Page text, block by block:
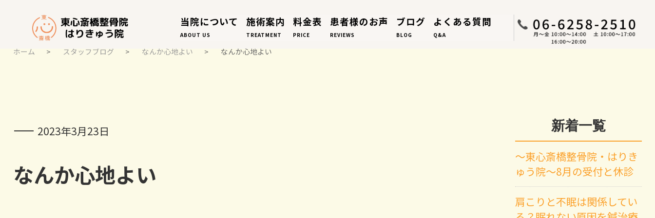
当院について
ABOUT US
施術案内
TREATMENT
料金表
PRICE
患者様のお声
REVIEWS
ブログ
BLOG
よくある質問
Q&A
ホーム > スタッフブログ > なんか心地よい > なんか心地よい
2023年3月23日
なんか心地よい
新着一覧
～東心斎橋整骨院・はりき
ゅう院～8月の受付と休診
肩こりと不眠は関係してい